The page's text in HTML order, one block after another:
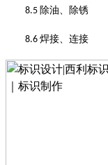
8.5 除油、除锈
8.6 焊接、连接